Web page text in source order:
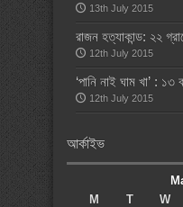
13th July 2015
রাজন হত্যাকান্ড: ২২
12th July 2015
‘পানি নাই ঘাম খা’ :
12th July 2015
আর্কাইভ
M
T W